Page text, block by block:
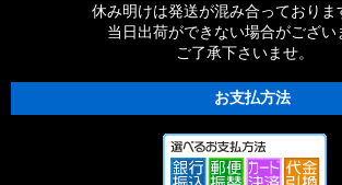
休み明けは発送が混み合っておりま
当日出荷ができない場合がござい
ご了承下さいませ。
お支払方法